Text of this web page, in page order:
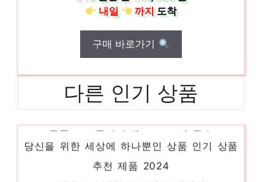
내일
까지도착
구매 바로가기
다른 인기 상품